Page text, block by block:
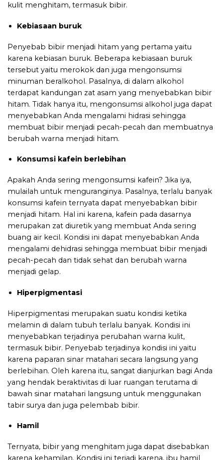
kulit menghitam, termasuk bibir.
Kebiasaan buruk
Penyebab bibir menjadi hitam yang pertama yaitu
karena kebiasan buruk. Beberapa kebiasaan buruk
tersebut yaitu merokok dan juga mengonsumsi
minuman beralkohol. Pasalnya, di dalam alkohol
terdapat kandungan zat asam yang menyebabkan bibir
hitam. Tidak hanya itu, mengonsumsi alkohol juga dapat
menyebabkan Anda mengalami hidrasi sehingga
membuat bibir menjadi pecah-pecah dan membuatnya
berubah warna menjadi hitam.
Konsumsi kafein berlebihan
Apakah Anda sering mengonsumsi kafein? Jika iya,
mulailah untuk menguranginya. Pasalnya, terlalu banyak
konsumsi kafein ternyata dapat menyebabkan bibir
menjadi hitam. Hal ini karena, kafein pada dasarnya
merupakan zat diuretik yang membuat Anda sering
buang air kecil. Kondisi ini dapat menyebabkan Anda
mengalami dehidrasi sehingga membuat bibir menjadi
pecah-pecah dan tidak sehat dan berubah warna
menjadi gelap.
Hiperpigmentasi
Hiperpigmentasi merupakan suatu kondisi ketika
melamin di dalam tubuh terlalu banyak. Kondisi ini
menyebabkan terjadinya perubahan warna kulit,
termasuk bibir. Penyebab terjadinya kondisi ini yaitu
karena paparan sinar matahari secara langsung yang
berlebihan. Oleh karena itu, sangat dianjurkan bagi Anda
yang hendak beraktivitas di luar ruangan terutama di
bawah sinar matahari langsung untuk menggunakan
tabir surya dan juga pelembab bibir.
Hamil
Ternyata, bibir yang menghitam juga dapat disebabkan
karena kehamilan. Kondisi ini terjadi karena, ibu hamil